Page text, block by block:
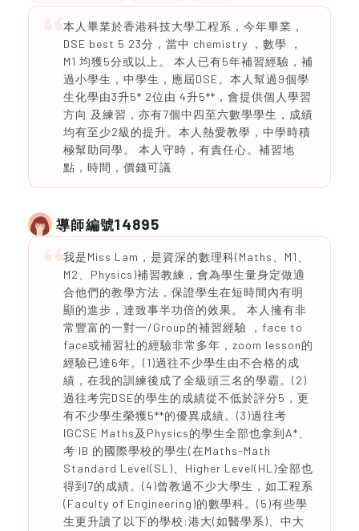
本人畢業於香港科技大學工程系，今年畢業，
DSE best 5 23分，當中 chemistry ，數學 ，
M1 均獲5分或以上。 本人已有5年補習經驗，補
過小學生，中學生，應屆DSE。本人幫過9個學
生化學由3升5* 2位由 4升5**，會提供個人學習
方向 及練習，亦有7個中四至六數學學生，成績
均有至少2級的提升。本人熱愛教學，中學時積
極幫助同學。 本人守時，有責任心。補習地
點，時間，價錢可議
導師編號14895
我是Miss Lam，是資深的數理科(Maths、M1、
M2、Physics)補習教練，會為學生量身定做適
合他們的教學方法，保證學生在短時間內有明
顯的進步，達致事半功倍的效果。 本人擁有非
常豐富的一對一/Group的補習經驗 ，face to
face或補習社的經驗非常多年，zoom lesson的
經驗已達6年。(1)過往不少學生由不合格的成
績，在我的訓練後成了全級頭三名的學霸。(2)
過往考完DSE的學生的成績從不低於評分5，更
有不少學生榮獲5**的優異成績。(3)過往考
IGCSE Maths及Physics的學生全部也拿到A*、
考 IB 的國際學校的學生(在Maths-Math
Standard Level(SL)、Higher Level(HL)全部也
得到7的成績。(4)曾教過不少大學生，如工程系
(Faculty of Engineering)的數學科。(5)有些學
生更升讀了以下的學校:港大(如醫學系)、中大